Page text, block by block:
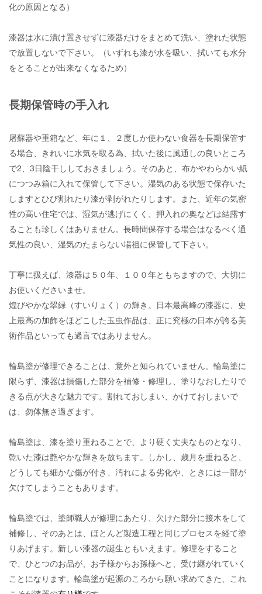
化の原因となる）
漆器は水に漬け置きせずに漆器だけをまとめて洗い、塗れた状態
で放置しないで下さい。（いずれも漆が水を吸い、拭いても水分
をとることが出来なくなるため）
長期保管時の手入れ
屠蘇器や重箱など、年に１、２度しか使わない食器を長期保管す
る場合、きれいに水気を取る為、拭いた後に風通しの良いところ
で2、3日陰干ししておきましょう。そのあと、布かやわらかい紙
につつみ箱に入れて保管して下さい。湿気のある状態で保存いた
しますとひび割れたり漆が剥がれたりします。また、近年の気密
性の高い住宅では、湿気が逃げにくく、押入れの奥などは結露す
ることも珍しくはありません。長時間保存する場合はなるべく通
気性の良い、湿気のたまらない場祖に保管して下さい。
丁寧に扱えば、漆器は５０年、１００年ともちますので、大切に
お使いくださいませ。
煌びやかな翠緑（すいりょく）の輝き。日本最高峰の漆器に、史
上最高の加飾をほどこした玉虫作品は、正に究極の日本が誇る美
術作品といっても過言ではありません。
輪島塗が修理できることは、意外と知られていません。輪島塗に
限らず、漆器は損傷した部分を補修・修理し、塗りなおしたりで
きる点が大きな魅力です。割れておしまい、かけておしまいで
は、勿体無さ過ぎます。
輪島塗は、漆を塗り重ねることで、より硬く丈夫なものとなり、
乾いた漆は艶やかな輝きを放ちます。しかし、歳月を重ねると、
どうしても細かな傷が付き、汚れによる劣化や、ときには一部が
欠けてしまうこともあります。
輪島塗では、塗師職人が修理にあたり、欠けた部分に接木をして
補修し、そのあとは、ほとんど製造工程と同じプロセスを経て塗
りあげます。新しい漆器の誕生ともいえます。修理をすること
で、ひとつのお品が、お子様からお孫様へと、受け継がれていく
ことになります。輪島塗が起源のころから願い求めてきた、これ